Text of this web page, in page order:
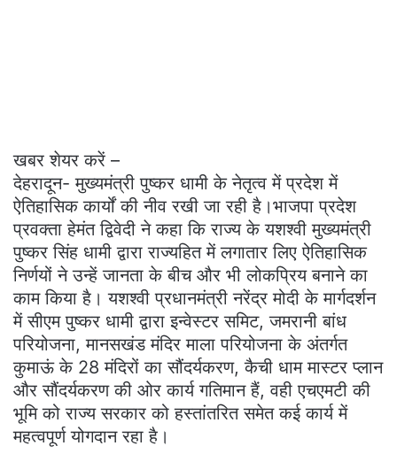
खबर शेयर करें –
देहरादून- मुख्यमंत्री पुष्कर धामी के नेतृत्व में प्रदेश में
ऐतिहासिक कार्यों की नीव रखी जा रही है।भाजपा प्रदेश
प्रवक्ता हेमंत द्विवेदी ने कहा कि राज्य के यशश्वी मुख्यमंत्री
पुष्कर सिंह धामी द्वारा राज्यहित में लगातार लिए ऐतिहासिक
निर्णयों ने उन्हें जानता के बीच और भी लोकप्रिय बनाने का
काम किया है। यशश्वी प्रधानमंत्री नरेंद्र मोदी के मार्गदर्शन
में सीएम पुष्कर धामी द्वारा इन्वेस्टर समिट, जमरानी बांध
परियोजना, मानसखंड मंदिर माला परियोजना के अंतर्गत
कुमाऊं के 28 मंदिरों का सौंदर्यकरण, कैची धाम मास्टर प्लान
और सौंदर्यकरण की ओर कार्य गतिमान हैं, वही एचएमटी की
भूमि को राज्य सरकार को हस्तांतरित समेत कई कार्य में
महत्वपूर्ण योगदान रहा है।